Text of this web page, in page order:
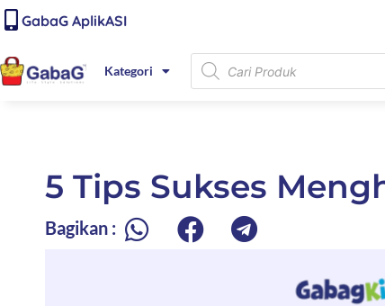
content
Lewati
ke
konten
GabaG AplikASI
Kategori
Products
search
5 Tips Sukses
Bagikan :